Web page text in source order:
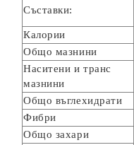
Съставки:
Калории
Общо мазнини
Наситени и транс
мазнини
Общо въглехидрати
Фибри
Общо захари